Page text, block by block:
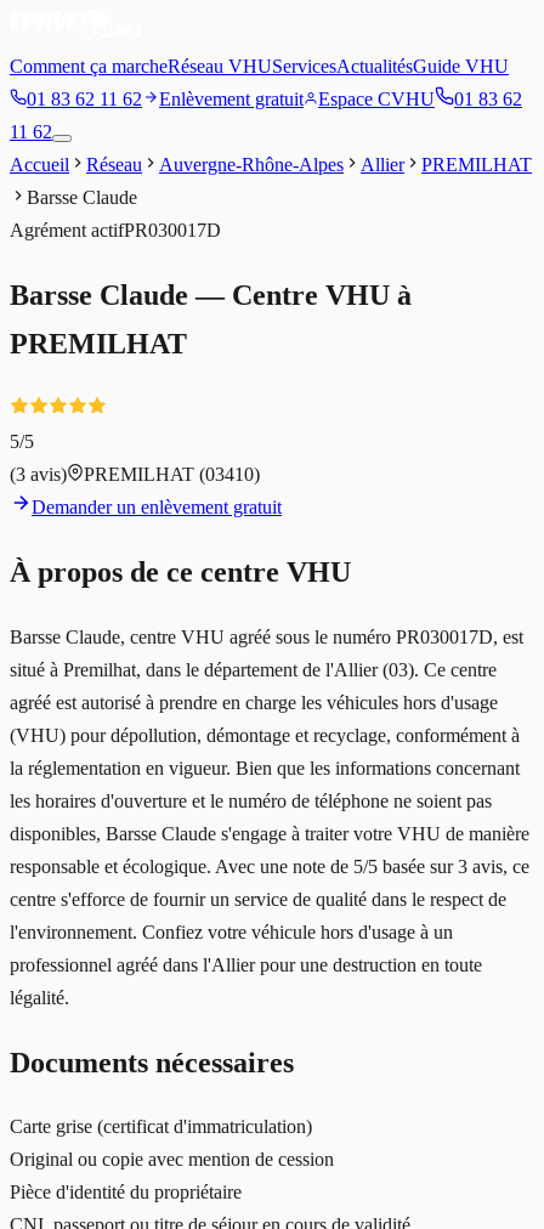
Comment ça marcheRéseau VHUServicesActualitésGuide VHU
01 83 62 11 62
Enlèvement gratuit Espace CVHU
01 83 62
11 62
Accueil
Réseau Auvergne-Rhône-Alpes Allier
PREMILHAT
Barsse Claude
Agrément actifPR030017D
Barsse Claude — Centre VHU à
PREMILHAT
5/5
(3 avis) PREMILHAT (03410)
Demander un enlèvement gratuit
À propos de ce centre VHU
Barsse Claude, centre VHU agréé sous le numéro PR030017D, est
situé à Premilhat, dans le département de l'Allier (03). Ce centre
agréé est autorisé à prendre en charge les véhicules hors d'usage
(VHU) pour dépollution, démontage et recyclage, conformément à
la réglementation en vigueur. Bien que les informations concernant
les horaires d'ouverture et le numéro de téléphone ne soient pas
disponibles, Barsse Claude s'engage à traiter votre VHU de manière
responsable et écologique. Avec une note de 5/5 basée sur 3 avis, ce
centre s'efforce de fournir un service de qualité dans le respect de
l'environnement. Confiez votre véhicule hors d'usage à un
professionnel agréé dans l'Allier pour une destruction en toute
légalité.
Documents nécessaires
Carte grise (certificat d'immatriculation)
Original ou copie avec mention de cession
Pièce d'identité du propriétaire